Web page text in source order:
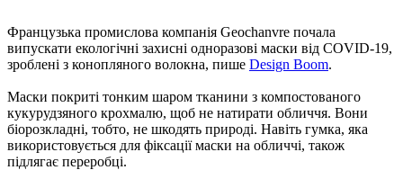
Французька промислова компанія Geochanvre почала
випускати екологічні захисні одноразові маски від COVID-19,
зроблені з конопляного волокна, пише Design Boom.
Маски покриті тонким шаром тканини з компостованого
кукурудзяного крохмалю, щоб не натирати обличчя. Вони
біорозкладні, тобто, не шкодять природі. Навіть гумка, яка
використовується для фіксації маски на обличчі, також
підлягає переробці.